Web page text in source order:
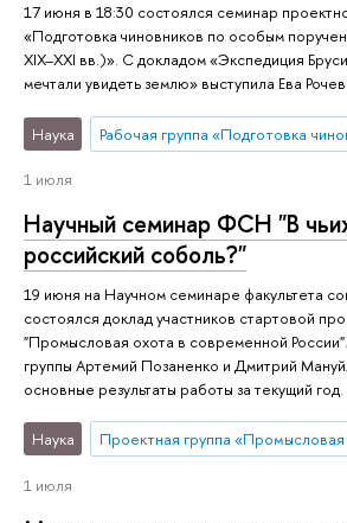
17 июня в 18:30 состоялся семинар
«Подготовка чиновников по особым
XIX–XXI вв.)». С докладом «Экспедиция
мечтали увидеть землю» выступила Ева
Наука Рабочая группа «Подготовка
1 июля
Научный семинар ФСН "В
российский соболь?"
19 июня на Научном семинаре факультета
состоялся доклад участников стартовой
"Промысловая охота в современной
группы Артемий Позаненко и Дмитрий
основные результаты работы за текущий год.
Наука Проектная группа
1 июля